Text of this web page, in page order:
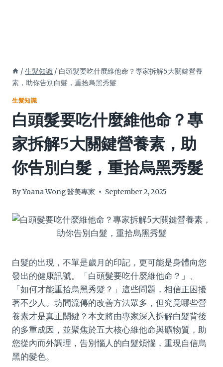
/ 生髮知識 / 白頭髮要吃什麼維他命？專家拆解5大關鍵營養
素，助你告別白髮，重拾烏黑秀髮
生髮知識
白頭髮要吃什麼維他命？專
家拆解5大關鍵營養素，助
你告別白髮，重拾烏黑秀髮
ByYoana Wong 醫美專家 September 2, 2025
白髮的出現，不單是歲月的印記，更可能是身體向您
發出的健康訊號。「白頭髮要吃什麼維他命？」、
「如何才能重拾烏黑秀髮？」這些問題，相信正困擾
著不少人。坊間流傳的改善方法眾多，但究竟哪些營
養素才是真正關鍵？本文將由專家深入拆解白髮背後
的多重成因，並聚焦於五大核心維他命與礦物質，助
您從內而外調理，告別惱人的白髮煩惱，重現自信烏
黑的髮色。